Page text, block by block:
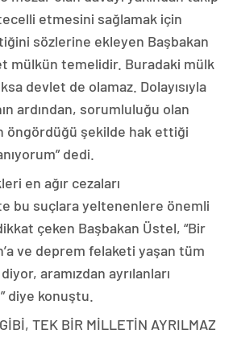
etmesini sağlamak için
sözlerine ekleyen Başbakan
mülkün temelidir. Buradaki mülk
devlet de olamaz. Dolayısıyla
ardından, sorumluluğu olan
öngördüğü şekilde hak ettiği
dedi.
en ağır cezaları
bu suçlara yeltenenlere önemli
çeken Başbakan Üstel, “Bir
ve deprem felaketi yaşan tüm
aramızdan ayrılanları
diye konuştu.
TEK BİR MİLLETİN AYRILMAZ